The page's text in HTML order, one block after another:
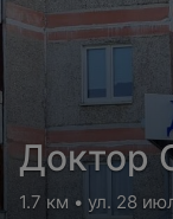
Доктор
1.7 км • ул. 28